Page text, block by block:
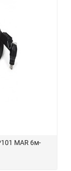
MAR 6м-